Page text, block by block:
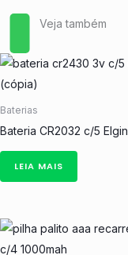
Veja também
Baterias
Bateria CR2032 c/5 Elgin
LEIA MAIS